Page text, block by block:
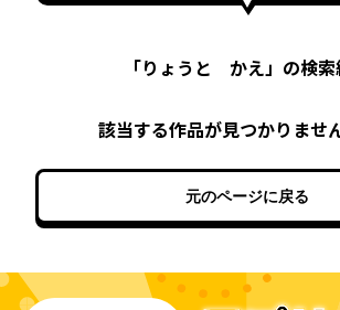
「りょうと かえ」の検
該当する作品が見つかりませ
元のページに戻る